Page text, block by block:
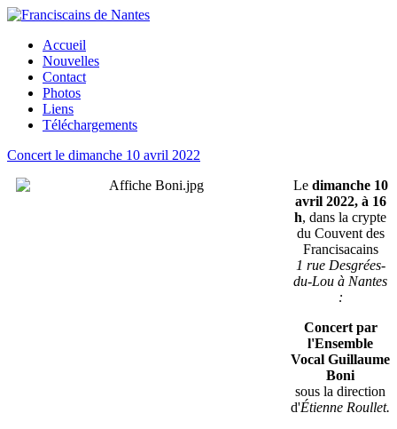
Accueil
Nouvelles
Contact
Photos
Liens
Téléchargements
Concert le dimanche 10 avril 2022
Le dimanche 10
avril 2022, à 16
h, dans la crypte
du Couvent des
Francisacains
1 rue Desgrées-
du-Lou à Nantes
:
Concert par
l'Ensemble
Vocal Guillaume
Boni
sous la direction
d'Étienne Roullet.